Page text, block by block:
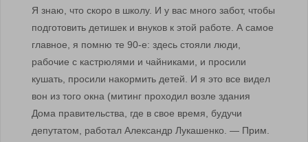
Я знаю, что скоро в школу. И у вас много забот, чтобы
подготовить детишек и внуков к этой работе. А самое
главное, я помню те 90-е: здесь стояли люди,
рабочие с кастрюлями и чайниками, и просили
кушать, просили накормить детей. И я это все видел
вон из того окна (митинг проходил возле здания
Дома правительства, где в свое время, будучи
депутатом, работал Александр Лукашенко. — Прим.